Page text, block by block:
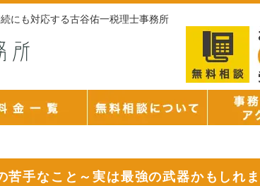
にも対応する古谷佑一税理士事務所
苦手なこと～実は最強の武器かもしれ